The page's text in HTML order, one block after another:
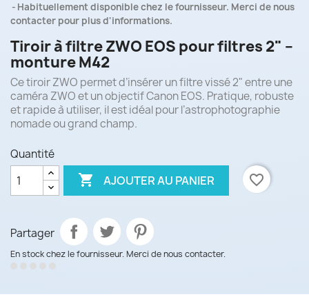
Habituellement disponible chez le fournisseur. Merci de nous
contacter pour plus d'informations.
Tiroir à filtre ZWO EOS pour filtres 2" –
monture M42
Ce tiroir ZWO permet d’insérer un filtre vissé 2" entre une
caméra ZWO et un objectif Canon EOS. Pratique, robuste
et rapide à utiliser, il est idéal pour l’astrophotographie
nomade ou grand champ.
Quantité
 AJOUTER AU PANIER favorite_border
Partager
En stock chez le fournisseur. Merci de nous contacter.